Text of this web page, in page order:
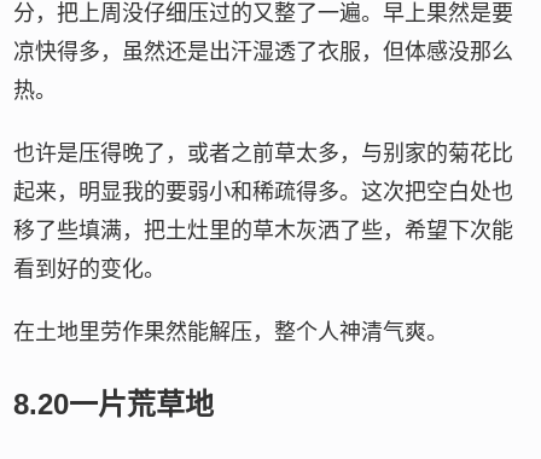
分，把上周没仔细压过的又整了一遍。早上果然是要
凉快得多，虽然还是出汗湿透了衣服，但体感没那么
热。
也许是压得晚了，或者之前草太多，与别家的菊花比
起来，明显我的要弱小和稀疏得多。这次把空白处也
移了些填满，把土灶里的草木灰洒了些，希望下次能
看到好的变化。
在土地里劳作果然能解压，整个人神清气爽。
8.20一片荒草地